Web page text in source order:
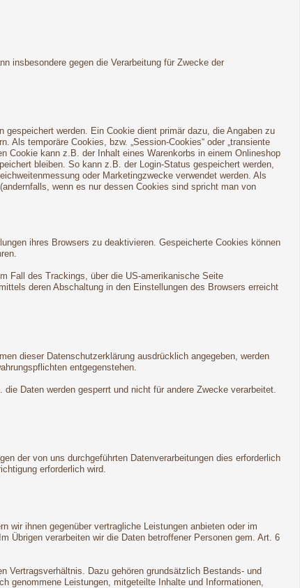
insbesondere gegen die Verarbeitung für Zwecke der
gespeichert werden. Ein Cookie dient primär dazu, die Angaben zu
temporäre Cookies, bzw. „Session-Cookies“ oder „transiente
Cookie kann z.B. der Inhalt eines Warenkorbs in einem Onlineshop
bleiben. So kann z.B. der Login-Status gespeichert werden,
oder Marketingzwecke verwendet werden. Als
wenn es nur dessen Cookies sind spricht man von
ihres Browsers zu deaktivieren. Gespeicherte Cookies können
Fall des Trackings, über die US-amerikanische Seite
deren Abschaltung in den Einstellungen des Browsers erreicht
dieser Datenschutzerklärung ausdrücklich angegeben, werden
entgegenstehen.
Daten werden gesperrt und nicht für andere Zwecke verarbeitet.
der von uns durchgeführten Datenverarbeitungen dies erforderlich
erforderlich wird.
wir ihnen gegenüber vertragliche Leistungen anbieten oder im
Übrigen verarbeiten wir die Daten betroffener Personen gem. Art. 6
Vertragsverhältnis. Dazu gehören grundsätzlich Bestands- und
genommene Leistungen, mitgeteilte Inhalte und Informationen,